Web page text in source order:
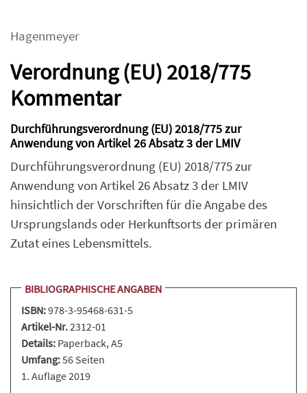
Hagenmeyer
Verordnung (EU) 2018/775
Kommentar
Durchführungsverordnung (EU) 2018/775 zur
Anwendung von Artikel 26 Absatz 3 der LMIV
Durchführungsverordnung (EU) 2018/775 zur
Anwendung von Artikel 26 Absatz 3 der LMIV
hinsichtlich der Vorschriften für die Angabe des
Ursprungslands oder Herkunftsorts der primären
Zutat eines Lebensmittels.
BIBLIOGRAPHISCHE ANGABEN
ISBN:978-3-95468-631-5
Artikel-Nr.2312-01
Details: Paperback, A5
Umfang:56 Seiten
1. Auflage 2019